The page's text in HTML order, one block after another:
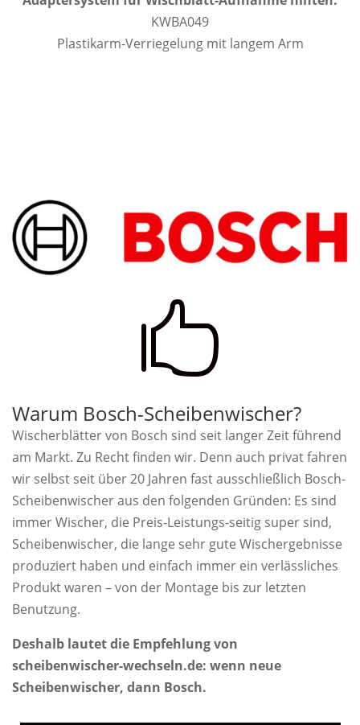
KWBA049
Plastikarm-Verriegelung mit langem Arm

Warum Bosch-Scheibenwischer?
Wischerblätter von Bosch sind seit langer Zeit führend
am Markt. Zu Recht finden wir. Denn auch privat fahren
wir selbst seit über 20 Jahren fast ausschließlich Bosch-
Scheibenwischer aus den folgenden Gründen: Es sind
immer Wischer, die Preis-Leistungs-seitig super sind,
Scheibenwischer, die lange sehr gute Wischergebnisse
produziert haben und einfach immer ein verlässliches
Produkt waren – von der Montage bis zur letzten
Benutzung.
Deshalb lautet die Empfehlung von
scheibenwischer-wechseln.de: wenn neue
Scheibenwischer, dann Bosch.